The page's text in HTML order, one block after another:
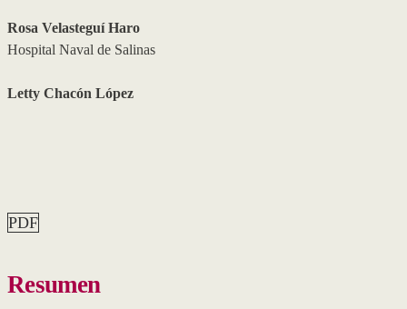
Rosa Velasteguí Haro
Hospital Naval de Salinas
Letty Chacón López
PDF
Resumen